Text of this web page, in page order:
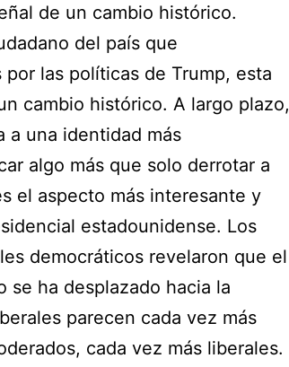
de un cambio histórico.
del país que
las políticas de Trump, esta
cambio histórico. A largo plazo,
a una identidad más
algo más que solo derrotar a
el aspecto más interesante y
estadounidense. Los
democráticos revelaron que el
se ha desplazado hacia la
parecen cada vez más
cada vez más liberales.